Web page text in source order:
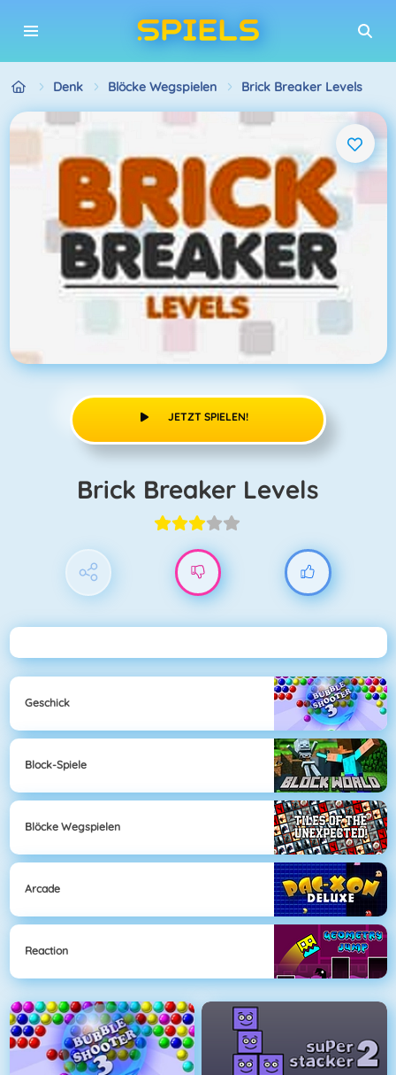
Denk Blöcke Wegspielen Brick Breaker Levels
JETZT SPIELEN!
Brick Breaker Levels
Geschick
Block-Spiele
Blöcke Wegspielen
Arcade
Reaction